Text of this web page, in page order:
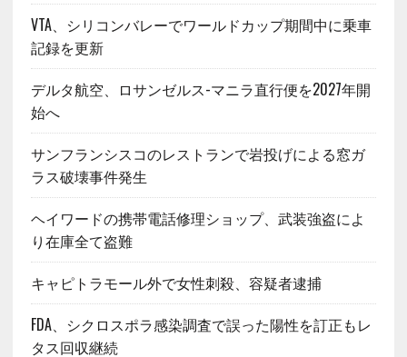
VTA、シリコンバレーでワールドカップ期間中に乗車
記録を更新
デルタ航空、ロサンゼルス-マニラ直行便を2027年開
始へ
サンフランシスコのレストランで岩投げによる窓ガ
ラス破壊事件発生
ヘイワードの携帯電話修理ショップ、武装強盗によ
り在庫全て盗難
キャピトラモール外で女性刺殺、容疑者逮捕
FDA、シクロスポラ感染調査で誤った陽性を訂正もレ
タス回収継続